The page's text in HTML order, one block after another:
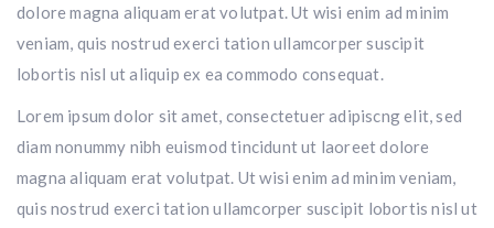
dolore magna aliquam erat volutpat. Ut wisi enim ad minim
veniam, quis nostrud exerci tation ullamcorper suscipit
lobortis nisl ut aliquip ex ea commodo consequat.
Lorem ipsum dolor sit amet, consectetuer adipiscng elit, sed
diam nonummy nibh euismod tincidunt ut laoreet dolore
magna aliquam erat volutpat. Ut wisi enim ad minim veniam,
quis nostrud exerci tation ullamcorper suscipit lobortis nisl ut